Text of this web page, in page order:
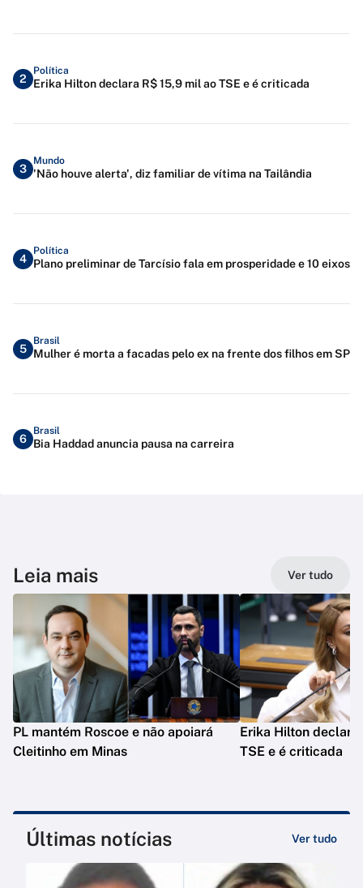
2
Política
Erika Hilton declara R$ 15,9 mil ao TSE e é criticada
3
Mundo
'Não houve alerta', diz familiar de vítima na Tailândia
4
Política
Plano preliminar de Tarcísio fala em prosperidade e 10 eixos
5
Brasil
Mulher é morta a facadas pelo ex na frente dos filhos em SP
6
Brasil
Bia Haddad anuncia pausa na carreira
Leia mais Ver tudo
PL mantém Roscoe e não apoiará
Cleitinho em Minas
Erika Hilton declara
TSE e é criticada
Últimas notícias Ver tudo